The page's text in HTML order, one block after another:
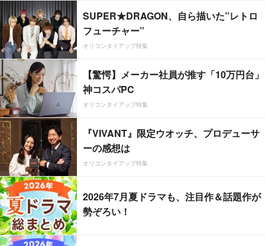
SUPER★DRAGON、自ら描いた”レトロ
フューチャー”
オリコンタイアップ特集
【驚愕】メーカー社員が推す「10万円台」
神コスパPC
オリコンタイアップ特集
『VIVANT』限定ウオッチ、プロデューサ
ーの感想は
オリコンタイアップ特集
2026年7月夏ドラマも、注目作＆話題作が
勢ぞろい！